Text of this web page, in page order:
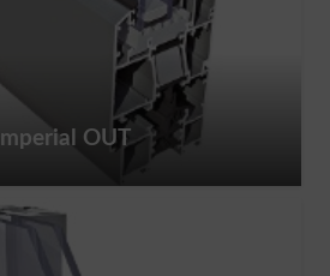
Imperial OUT